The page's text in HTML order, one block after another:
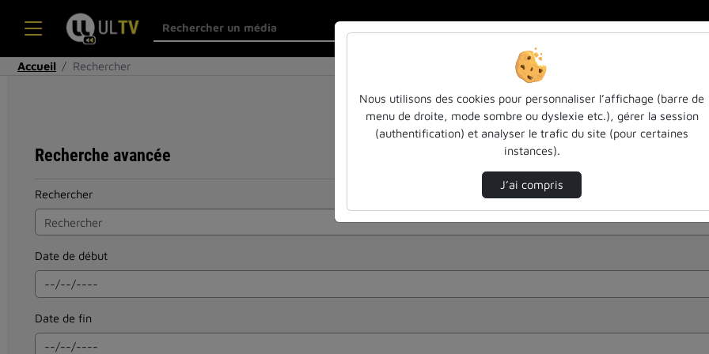
Accueil Rechercher
Recherche avancée
Rechercher
Date de début
Date de fin
Nous utilisons des cookies pour personnaliser l’affichage (barre de
menu de droite, mode sombre ou dyslexie etc.), gérer la session
(authentification) et analyser le trafic du site (pour certaines
instances).
J’ai compris